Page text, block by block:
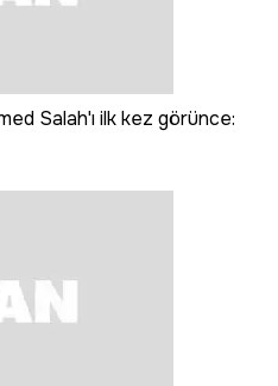
Salah'ı ilk kez görünce: